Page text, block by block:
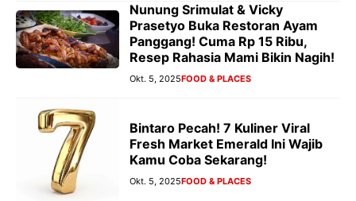
Nunung Srimulat & Vicky
Prasetyo Buka Restoran Ayam
Panggang! Cuma Rp 15 Ribu,
Resep Rahasia Mami Bikin Nagih!
Okt. 5, 2025FOOD & PLACES
Bintaro Pecah! 7 Kuliner Viral
Fresh Market Emerald Ini Wajib
Kamu Coba Sekarang!
Okt. 5, 2025FOOD & PLACES